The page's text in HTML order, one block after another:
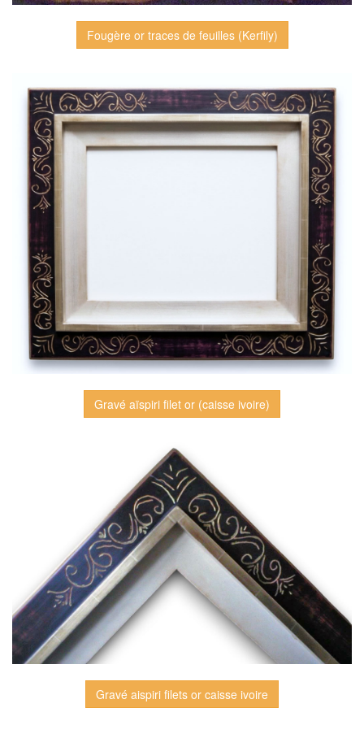
Fougère or traces de feuilles (Kerfily)
Gravé aïspiri filet or (caisse ivoire)
Gravé aispiri filets or caisse ivoire